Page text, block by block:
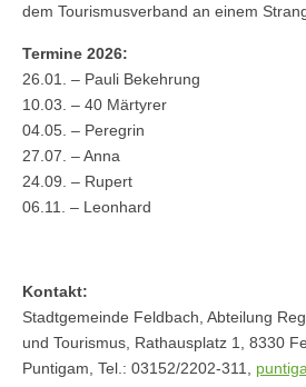
dem Tourismusverband an einem
Termine 2026:
26.01. – Pauli Bekehrung
10.03. – 40 Märtyrer
04.05. – Peregrin
27.07. – Anna
24.09. – Rupert
06.11. – Leonhard
Kontakt:
Stadtgemeinde Feldbach, Abteilung
und Tourismus, Rathausplatz 1, 8330
Puntigam, Tel.: 03152/2202-311,